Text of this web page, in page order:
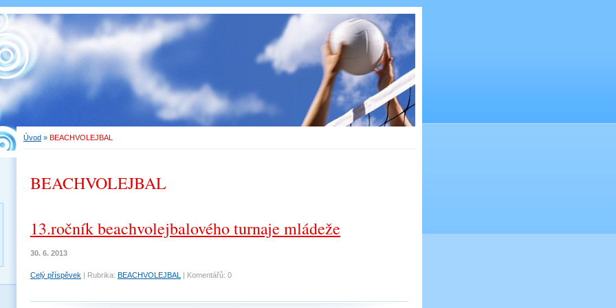
Úvod » BEACHVOLEJBAL
BEACHVOLEJBAL
13.ročník beachvolejbalového turnaje mládeže
30. 6. 2013
Celý příspěvek | Rubrika: BEACHVOLEJBAL | Komentářů: 0